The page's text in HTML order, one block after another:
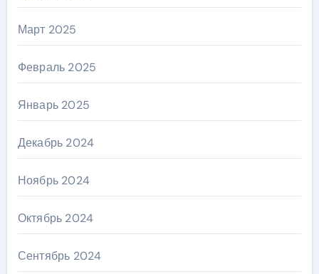
Март 2025
Февраль 2025
Январь 2025
Декабрь 2024
Ноябрь 2024
Октябрь 2024
Сентябрь 2024